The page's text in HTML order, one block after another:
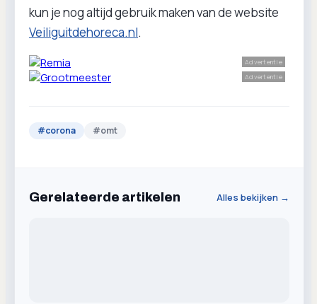
kun je nog altijd gebruik maken van de website
Veiliguitdehoreca.nl.
Advertentie
Advertentie
#corona #omt
Gerelateerde artikelen Alles bekijken →